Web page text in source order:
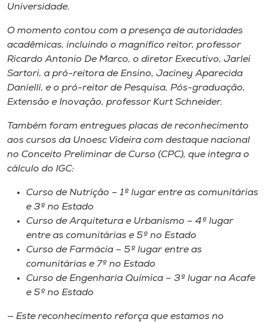
Universidade.
O momento contou com a presença de autoridades
acadêmicas, incluindo o magnífico reitor, professor
Ricardo Antonio De Marco, o diretor Executivo, Jarlei
Sartori, a pró-reitora de Ensino, Jaciney Aparecida
Danielli, e o pró-reitor de Pesquisa, Pós-graduação,
Extensão e Inovação, professor Kurt Schneider.
Também foram entregues placas de reconhecimento
aos cursos da Unoesc Videira com destaque nacional
no Conceito Preliminar de Curso (CPC), que integra o
cálculo do IGC:
Curso de Nutrição – 1º lugar entre as comunitárias
e 3º no Estado
Curso de Arquitetura e Urbanismo – 4º lugar
entre as comunitárias e 5º no Estado
Curso de Farmácia – 5º lugar entre as
comunitárias e 7º no Estado
Curso de Engenharia Química – 3º lugar na Acafe
e 5º no Estado
— Este reconhecimento reforça que estamos no